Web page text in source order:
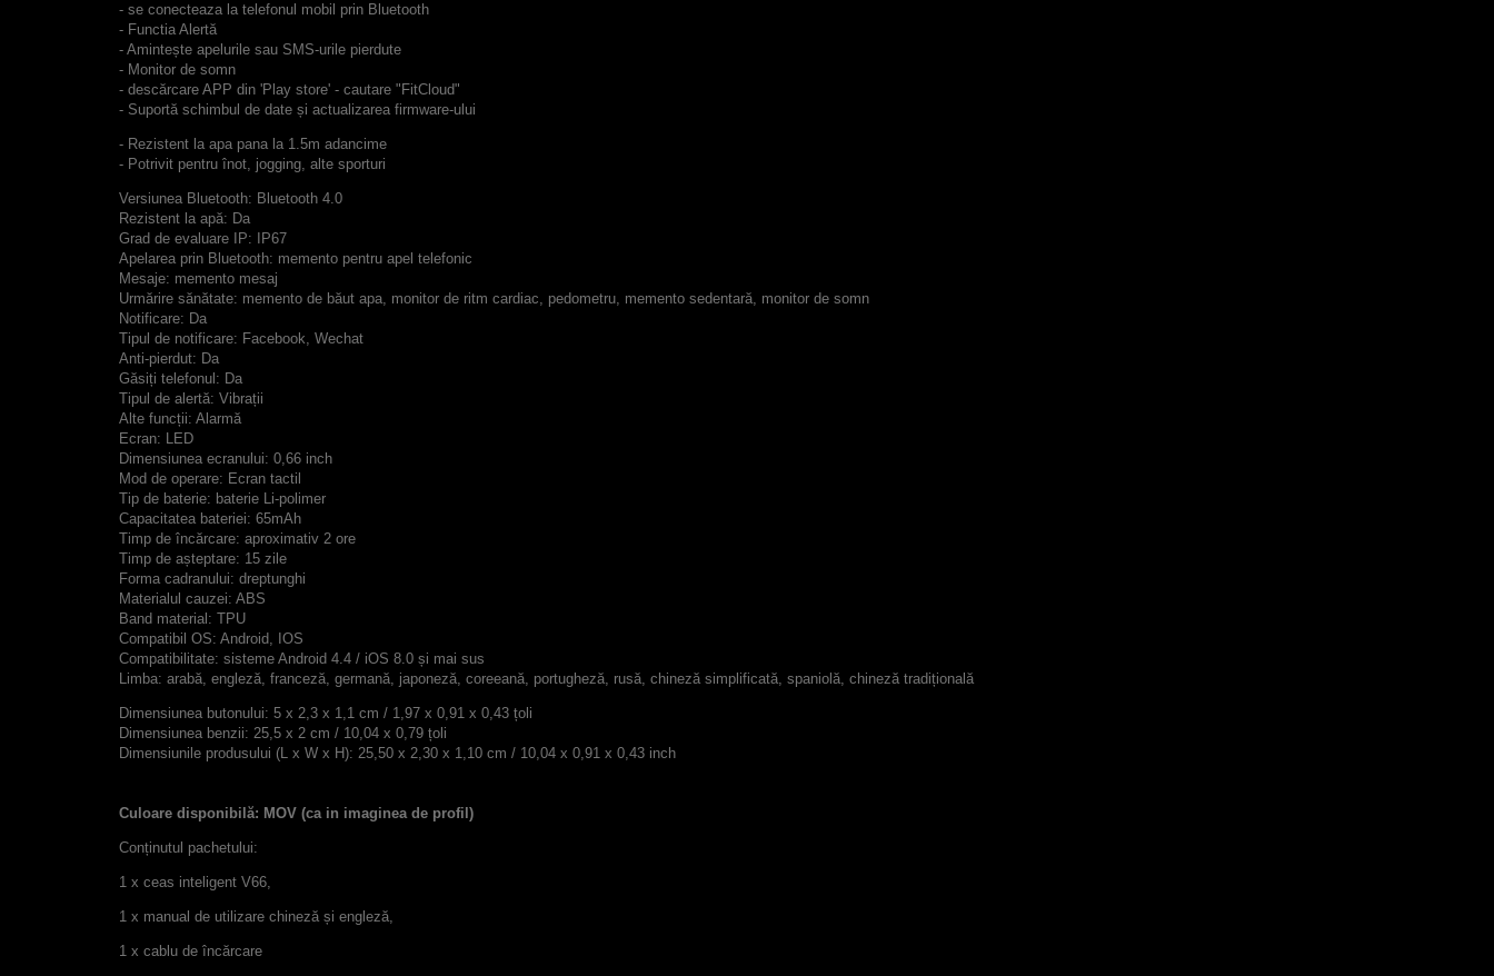
- se conecteaza la telefonul mobil prin Bluetooth
- Functia Alertă
- Amintește apelurile sau SMS-urile pierdute
- Monitor de somn
- descărcare APP din 'Play store' - cautare " FitCloud"
- Suportă schimbul de date și actualizarea firmware-ului
- Rezistent la apa pana la 1.5m adancime
- Potrivit pentru înot, jogging, alte sporturi
Versiunea Bluetooth: Bluetooth 4.0
Rezistent la apă: Da
Grad de evaluare IP: IP67
Apelarea prin Bluetooth: memento pentru apel telefonic
Mesaje: memento mesaj
Urmărire sănătate: memento de băut apa, monitor de ritm cardiac, pedometru, memento sedentară, monitor de somn
Notificare: Da
Tipul de notificare: Facebook, Wechat
Anti-pierdut: Da
Găsiți telefonul: Da
Tipul de alertă: Vibrații
Alte funcții: Alarmă
Ecran: LED
Dimensiunea ecranului: 0,66 inch
Mod de operare: Ecran tactil
Tip de baterie: baterie Li-polimer
Capacitatea bateriei: 65mAh
Timp de încărcare: aproximativ 2 ore
Timp de așteptare: 15 zile
Forma cadranului: dreptunghi
Materialul cauzei: ABS
Band material: TPU
Compatibil OS: Android, IOS
Compatibilitate: sisteme Android 4.4 / iOS 8.0 și mai sus
Limba: arabă, engleză, franceză, germană, japoneză, coreeană, portugheză, rusă, chineză simplificată, spaniolă, chineză tradițională
Dimensiunea butonului: 5 x 2,3 x 1,1 cm / 1,97 x 0,91 x 0,43 țoli
Dimensiunea benzii: 25,5 x 2 cm / 10,04 x 0,79 țoli
Dimensiunile produsului (L x W x H): 25,50 x 2,30 x 1,10 cm / 10,04 x 0,91 x 0,43 inch
Culoare disponibilă: MOV (ca in imaginea de profil)
Conținutul pachetului:
1 x ceas inteligent V66,
1 x manual de utilizare chineză și engleză,
1 x cablu de încărcare